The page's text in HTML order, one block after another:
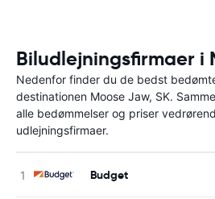
Biludlejningsfirmaer i
Nedenfor finder du de bedst
destinationen Moose Jaw, SK.
alle bedømmelser og priser
udlejningsfirmaer.
Budget